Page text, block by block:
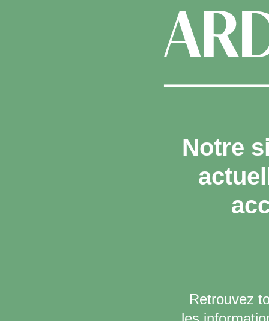
Notre
Retrouvez